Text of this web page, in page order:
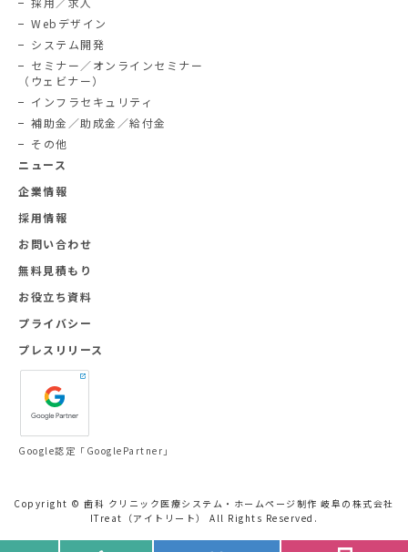
Webデザイン
システム開発
セミナー／オンラインセミナー
（ウェビナー）
インフラセキュリティ
補助金／助成金／給付金
その他
ニュース
企業情報
採用情報
お問い合わせ
無料見積もり
お役立ち資料
プライバシー
プレスリリース
Google認定「GooglePartner」
Copyright © 歯科 クリニック医療システム・ホームページ制作 岐阜の株式会社
ITreat（アイトリート） All Rights Reserved.